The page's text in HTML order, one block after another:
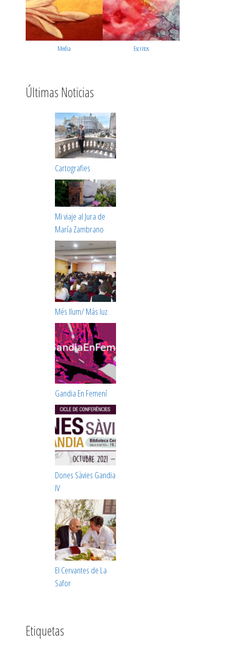
Media Escritos
Últimas Noticias
Cartografies
Mi viaje al Jura de
María Zambrano
Més llum/ Más luz
Gandia En Femení
Dones Sàvies Gandia
IV
El Cervantes de La
Safor
Etiquetas